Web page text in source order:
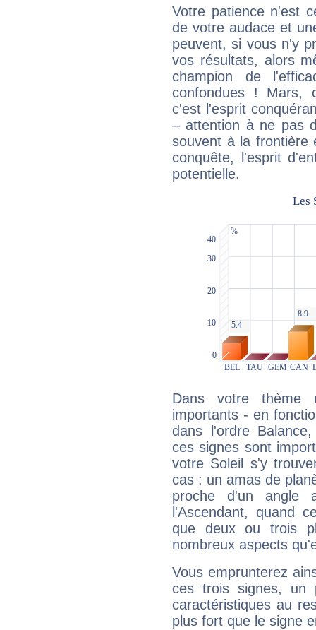
Votre patience n'est
de votre audace et
peuvent, si vous n'y
vos résultats, alors
champion de
confondues ! Mars,
c'est l'esprit
– attention à ne pas
souvent à la frontière
conquête, l'esprit
potentielle.
Dans votre thème
importants - en
dans l'ordre
ces signes sont
votre Soleil s'y
cas : un amas de
proche d'un
l'Ascendant, quand
que deux ou trois
nombreux aspects
Vous emprunterez
ces trois signes, un
caractéristiques au
plus fort que le signe